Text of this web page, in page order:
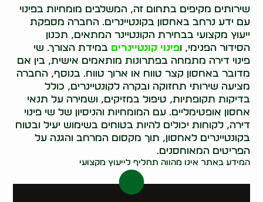
שירותים מקיפים בתחום זה, המשלבים מומחיות בפינוי
עם ידע נרחב באחסון בקונטיינרים. החברה מספקת
ייעוץ מקצועי בבחירת הקונטיינר המתאים, תכנון
הסידור הפנימי, ופינוי קונטיינרים במידת הצורך. שי
פינוי דירה מתמחה בפתרונות מותאמים אישית, בין אם
מדובר באחסון קצר טווח או ארוך טווח. בנוסף, החברה
מציעה שירותי תחזוקה ובקרה לקונטיינרים, כולל
בדיקות תקופתיות, טיפול במזיקים, ושמירה על תנאי
אחסון אופטימליים. עם המומחיות והניסיון של שי פינוי
דירה, לקוחות יכולים להיות בטוחים בשימוש יעיל ובטוח
בקונטיינרים לאחסון, תוך מקסום המרחב והגנה על
הפריטים המאוחסנים.
המידע באתר אינו מהווה תחליף לייעוץ מקצועי